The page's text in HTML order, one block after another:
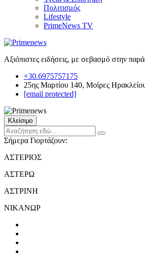
Πολιτισμός
Lifestyle
PrimeNews TV
Αξιόπιστες ειδήσεις, με σεβασμό στην
+30.6975757175
25ης Μαρτίου 140, Μοίρες
[email protected]
Κλείσιμο
Σήμερα Γιορτάζουν:
ΑΣΤΕΡΙΟΣ
ΑΣΤΕΡΩ
ΑΣΤΡΙΝΗ
ΝΙΚΑΝΩΡ